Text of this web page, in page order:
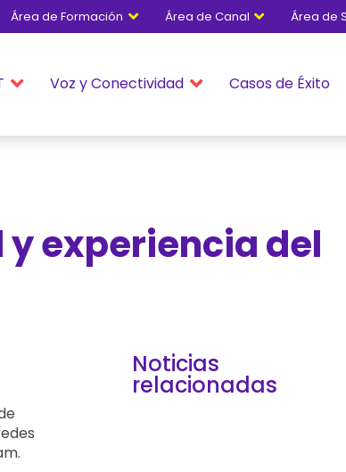

Área de Formación 
Área de Canal Área de
 
Voz y Conectividad Casos de Éxito
experiencia del
Noticias
relacionadas